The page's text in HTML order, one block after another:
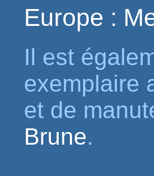
Europe :
Il est
exemplaire
et de
Brune.